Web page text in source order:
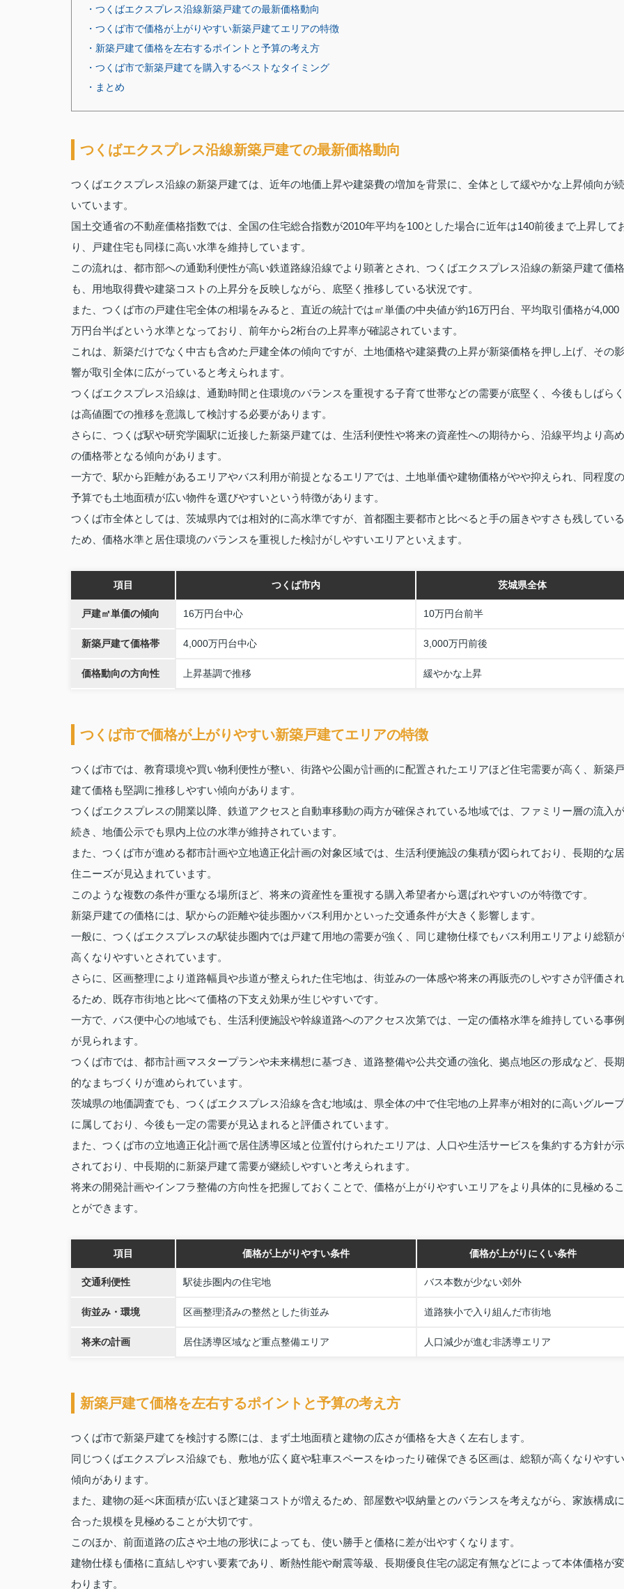
・つくばエクスプレス沿線新築戸建ての最新価格動向
・つくば市で価格が上がりやすい新築戸建てエリアの特徴
・新築戸建て価格を左右するポイントと予算の考え方
・つくば市で新築戸建てを購入するベストなタイミング
・まとめ
つくばエクスプレス沿線新築戸建ての最新価格動向
つくばエクスプレス沿線の新築戸建ては、近年の地価上昇や建築費の増加を背景に、全体として緩やかな上昇傾向が続
いています。
国土交通省の不動産価格指数では、全国の住宅総合指数が2010年平均を100とした場合に近年は140前後まで上昇して
り、戸建住宅も同様に高い水準を維持しています。
この流れは、都市部への通勤利便性が高い鉄道路線沿線でより顕著とされ、つくばエクスプレス沿線の新築戸建て価格
も、用地取得費や建築コストの上昇分を反映しながら、底堅く推移している状況です。
また、つくば市の戸建住宅全体の相場をみると、直近の統計では㎡単価の中央値が約16万円台、平均取引価格が4,000
万円台半ばという水準となっており、前年から2桁台の上昇率が確認されています。
これは、新築だけでなく中古も含めた戸建全体の傾向ですが、土地価格や建築費の上昇が新築価格を押し上げ、その影
響が取引全体に広がっていると考えられます。
つくばエクスプレス沿線は、通勤時間と住環境のバランスを重視する子育て世帯などの需要が底堅く、今後もしばらく
は高値圏での推移を意識して検討する必要があります。
さらに、つくば駅や研究学園駅に近接した新築戸建ては、生活利便性や将来の資産性への期待から、沿線平均より高め
の価格帯となる傾向があります。
一方で、駅から距離があるエリアやバス利用が前提となるエリアでは、土地単価や建物価格がやや抑えられ、同程度の
予算でも土地面積が広い物件を選びやすいという特徴があります。
つくば市全体としては、茨城県内では相対的に高水準ですが、首都圏主要都市と比べると手の届きやすさも残している
ため、価格水準と居住環境のバランスを重視した検討がしやすいエリアといえます。
項目 つくば市内 茨城県全体
戸建㎡単価の傾向 16万円台中心 10万円台前半
新築戸建て価格帯 4,000万円台中心 3,000万円前後
価格動向の方向性 上昇基調で推移 緩やかな上昇
つくば市で価格が上がりやすい新築戸建てエリアの特徴
つくば市では、教育環境や買い物利便性が整い、街路や公園が計画的に配置されたエリアほど住宅需要が高く、新築戸
建て価格も堅調に推移しやすい傾向があります。
つくばエクスプレスの開業以降、鉄道アクセスと自動車移動の両方が確保されている地域では、ファミリー層の流入が
続き、地価公示でも県内上位の水準が維持されています。
また、つくば市が進める都市計画や立地適正化計画の対象区域では、生活利便施設の集積が図られており、長期的な居
住ニーズが見込まれています。
このような複数の条件が重なる場所ほど、将来の資産性を重視する購入希望者から選ばれやすいのが特徴です。
新築戸建ての価格には、駅からの距離や徒歩圏かバス利用かといった交通条件が大きく影響します。
一般に、つくばエクスプレスの駅徒歩圏内では戸建て用地の需要が強く、同じ建物仕様でもバス利用エリアより総額が
高くなりやすいとされています。
さらに、区画整理により道路幅員や歩道が整えられた住宅地は、街並みの一体感や将来の再販売のしやすさが評価され
るため、既存市街地と比べて価格の下支え効果が生じやすいです。
一方で、バス便中心の地域でも、生活利便施設や幹線道路へのアクセス次第では、一定の価格水準を維持している事例
が見られます。
つくば市では、都市計画マスタープランや未来構想に基づき、道路整備や公共交通の強化、拠点地区の形成など、長期
的なまちづくりが進められています。
茨城県の地価調査でも、つくばエクスプレス沿線を含む地域は、県全体の中で住宅地の上昇率が相対的に高いグループ
に属しており、今後も一定の需要が見込まれると評価されています。
また、つくば市の立地適正化計画で居住誘導区域と位置付けられたエリアは、人口や生活サービスを集約する方針が示
されており、中長期的に新築戸建て需要が継続しやすいと考えられます。
将来の開発計画やインフラ整備の方向性を把握しておくことで、価格が上がりやすいエリアをより具体的に見極めるこ
とができます。
項目 価格が上がりやすい条件 価格が上がりにくい条件
交通利便性 駅徒歩圏内の住宅地 バス本数が少ない郊外
街並み・環境 区画整理済みの整然とした街並み 道路狭小で入り組んだ市街地
将来の計画 居住誘導区域など重点整備エリア 人口減少が進む非誘導エリア
新築戸建て価格を左右するポイントと予算の考え方
つくば市で新築戸建てを検討する際には、まず土地面積と建物の広さが価格を大きく左右します。
同じつくばエクスプレス沿線でも、敷地が広く庭や駐車スペースをゆったり確保できる区画は、総額が高くなりやすい
傾向があります。
また、建物の延べ床面積が広いほど建築コストが増えるため、部屋数や収納量とのバランスを考えながら、家族構成に
合った規模を見極めることが大切です。
このほか、前面道路の広さや土地の形状によっても、使い勝手と価格に差が出やすくなります。
建物仕様も価格に直結しやすい要素であり、断熱性能や耐震等級、長期優良住宅の認定有無などによって本体価格が変
わります。